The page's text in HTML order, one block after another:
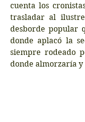
cuenta los
trasladar al
desborde popular
donde aplacó la
siempre rodeado
donde almorzaría y